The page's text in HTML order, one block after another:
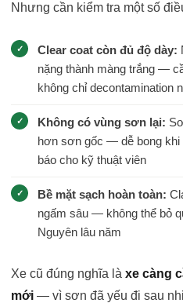
Nhưng cần kiểm tra một số
Clear coat còn đủ độ dày:
nặng thành màng trắng —
không chỉ decontamination
Không có vùng sơn lại:
hơn sơn gốc — dễ bong khi
báo cho kỹ thuật viên
Bề mặt sạch hoàn toàn:
ngấm sâu — không thể bỏ
Nguyên lâu năm
Xe cũ đúng nghĩa là xe càng
mới — vì sơn đã yếu đi sau